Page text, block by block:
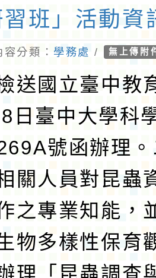
班」活動資
分類： 學務處 / 無上傳附
送國立臺中教
日臺中大學科
號函辦理
關人員對昆蟲
之專業知能，
物多樣性保育
理「昆蟲調查